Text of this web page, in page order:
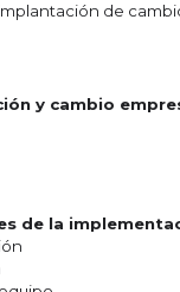
de
y cambio
de la